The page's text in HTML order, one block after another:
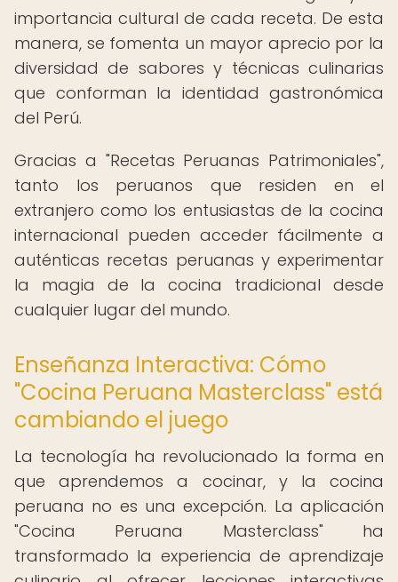
importancia cultural de cada receta. De esta
manera, se fomenta un mayor aprecio por la
diversidad de sabores y técnicas culinarias
que conforman la identidad gastronómica
del Perú.
Gracias a "Recetas Peruanas Patrimoniales",
tanto los peruanos que residen en el
extranjero como los entusiastas de la cocina
internacional pueden acceder fácilmente a
auténticas recetas peruanas y experimentar
la magia de la cocina tradicional desde
cualquier lugar del mundo.
Enseñanza Interactiva: Cómo
"Cocina Peruana Masterclass" está
cambiando el juego
La tecnología ha revolucionado la forma en
que aprendemos a cocinar, y la cocina
peruana no es una excepción. La aplicación
"Cocina Peruana Masterclass" ha
transformado la experiencia de aprendizaje